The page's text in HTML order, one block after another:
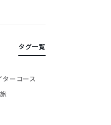
タグ一覧
ーコース